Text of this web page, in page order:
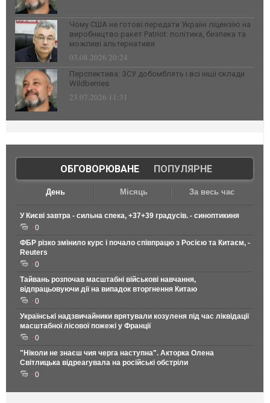
Чому США не готові передати Україні ліцензію на
виробництво ракет Patriot: політика, безпека та
можливі альтернативи
03.08.2026 20:24
Перспектива: ЗСУ добомблять і всі інші склади
Wildberries
23.07.2026 11:31
ОБГОВОРЮВАНЕ| ПОПУЛЯРНЕ
День Місяць За весь час
У Києві завтра - сильна спека, +37+39 градусів. - синоптикиня
0
ФБР різко змінило курс і почало співпрацю з Росією та Китаєм, -
Reuters
0
Тайвань розпочав масштабні військові навчання,
відпрацьовуючи дії на випадок вторгнення Китаю
0
Українські надзвичайники врятували козуленя під час ліквідації
масштабної лісової пожежі у Франції
0
"Ніколи не знаєш чия черга наступна". Акторка Олена
Світлицька відреагувала на російські обстріли
0